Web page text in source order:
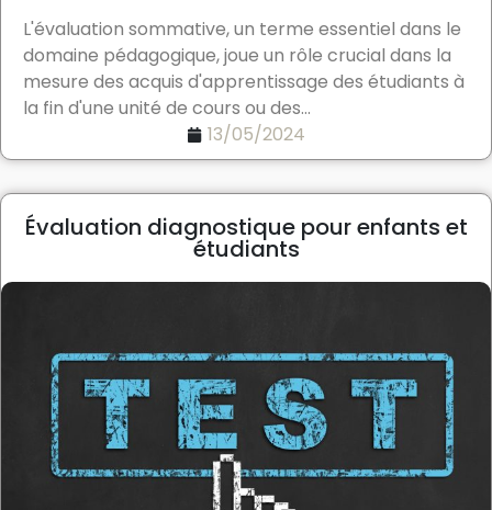
L'évaluation sommative, un terme essentiel dans le
domaine pédagogique, joue un rôle crucial dans la
mesure des acquis d'apprentissage des étudiants à
la fin d'une unité de cours ou des...
13/05/2024
Évaluation diagnostique pour enfants et
étudiants